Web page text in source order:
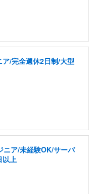
/完全週休2日制/大型
ニア/未経験OK/サーバ
以上